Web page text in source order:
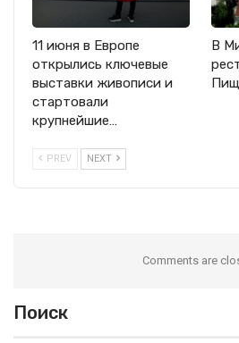
11 июня в Европе
открылись ключевые
выставки живописи и
стартовали
крупнейшие…
В
PREV NEXT
Comments are
Поиск